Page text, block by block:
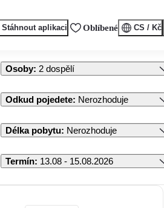
Stáhnout aplikaci Oblíbené CS / Kč
Osoby: 2 dospělí
Odkud pojedete: Nerozhoduje
Délka pobytu: Nerozhoduje
Termín: 13.08 - 15.08.2026